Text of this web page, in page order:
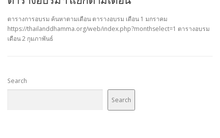
ตารางการอบรม ค้นหาตามเดือน ตารางอบรม เดือน 1 มกราคม
https://thailanddhamma.org/web/index.php?monthselect=1 ตารางอบรม
เดือน 2 กุมภาพันธ์
Search
Search